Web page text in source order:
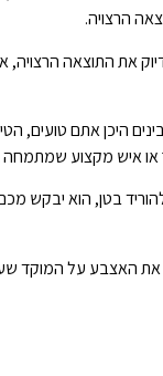
הרצויה.
את התוצאה הרצויה,
היכן אתם טועים,
או איש מקצוע
בטן, הוא יבקש
את האצבע על המוקד